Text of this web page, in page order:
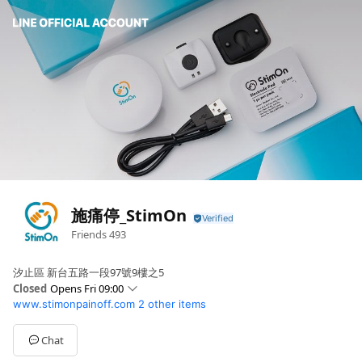
施痛停_StimOn
Friends493
汐止區 新台五路一段97號9樓之5
Closed Opens Fri 09:00
SunClosed
Mon09:00 - 17:00
Tue09:00 - 17:00
Wed09:00 - 17:00
www.stimonpainoff.com 2 other items
Chat